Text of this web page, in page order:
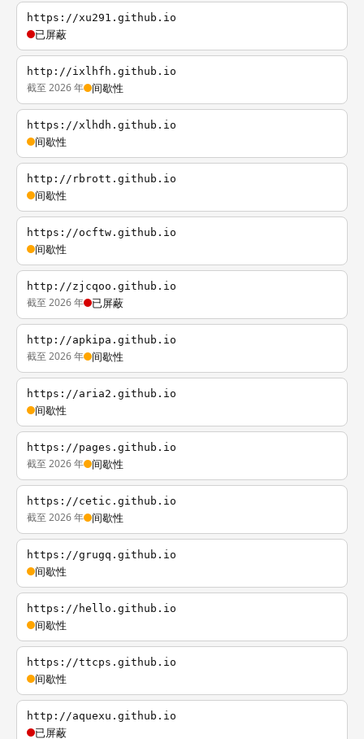
https://xu291.github.io
已屏蔽
http://ixlhfh.github.io
截至 2026 年 间歇性
https://xlhdh.github.io
间歇性
http://rbrott.github.io
间歇性
https://ocftw.github.io
间歇性
http://zjcqoo.github.io
截至 2026 年 已屏蔽
http://apkipa.github.io
截至 2026 年 间歇性
https://aria2.github.io
间歇性
https://pages.github.io
截至 2026 年 间歇性
https://cetic.github.io
截至 2026 年 间歇性
https://grugq.github.io
间歇性
https://hello.github.io
间歇性
https://ttcps.github.io
间歇性
http://aquexu.github.io
已屏蔽